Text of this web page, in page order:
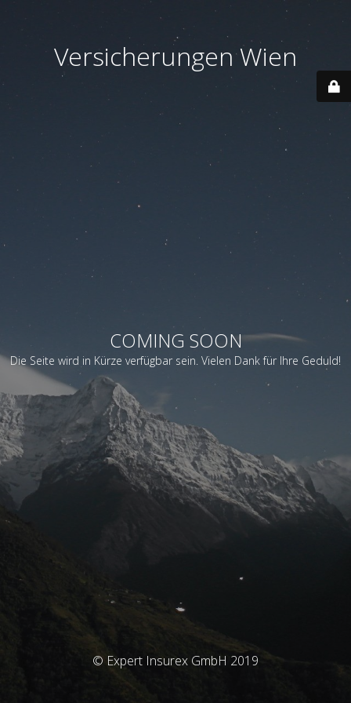
Versicherungen Wien
COMING SOON
Die Seite wird in Kürze verfügbar sein. Vielen Dank für Ihre Geduld!
© Expert Insurex GmbH 2019